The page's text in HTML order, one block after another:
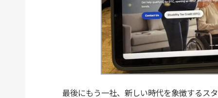
最後にもう一社、新しい時代を象徴するス